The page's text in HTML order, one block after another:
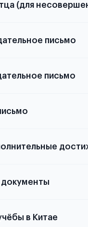
Подробнее о
(для
Подробнее
письмо
письмо
Подробнее о том,
в Китае